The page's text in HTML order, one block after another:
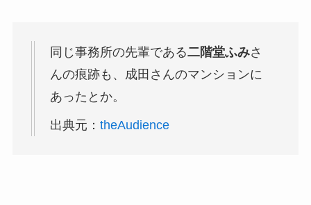
同じ事務所の先輩である二階堂ふみさ
んの痕跡も、成田さんのマンションに
あったとか。
出典元： theAudience